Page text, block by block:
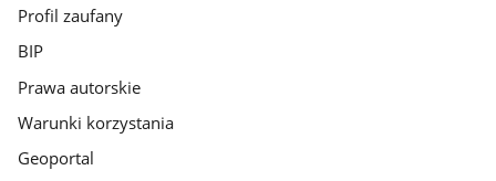
Profil zaufany
BIP
Prawa autorskie
Warunki korzystania
Geoportal